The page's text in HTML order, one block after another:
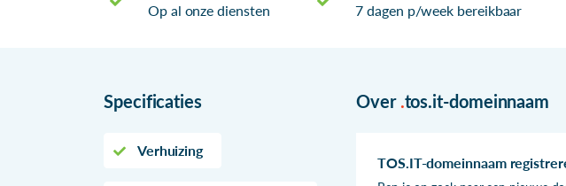
Op al onze diensten
7 dagen p/week bereikbaar
Specificaties
Verhuizing
Over .tos.it-domeinnaam
TOS.IT-domeinnaam